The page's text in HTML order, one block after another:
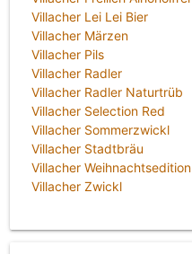
Villacher Lei Lei Bier
Villacher Märzen
Villacher Pils
Villacher Radler
Villacher Radler Naturtrüb
Villacher Selection Red
Villacher Sommerzwickl
Villacher Stadtbräu
Villacher Weihnachtsedition
Villacher Zwickl